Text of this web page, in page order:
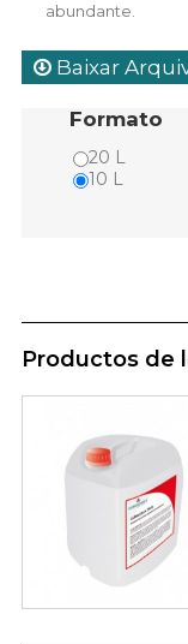
abundante.
Baixar
Formato
20 L
10 L
Productos de